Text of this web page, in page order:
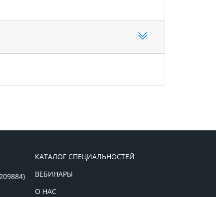
КАТАЛОГ СПЕЦИАЛЬНОСТЕЙ
ВЕБИНАРЫ
О НАС